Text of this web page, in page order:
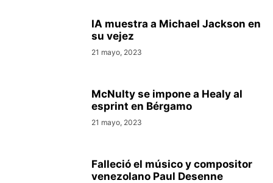
IA muestra a Michael Jackson en
su vejez
21 mayo, 2023
McNulty se impone a Healy al
esprint en Bérgamo
21 mayo, 2023
Falleció el músico y compositor
venezolano Paul Desenne